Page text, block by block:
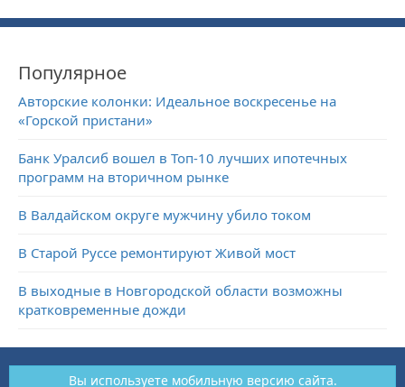
Популярное
Авторские колонки: Идеальное воскресенье на
«Горской пристани»
Банк Уралсиб вошел в Топ-10 лучших ипотечных
программ на вторичном рынке
В Валдайском округе мужчину убило током
В Старой Руссе ремонтируют Живой мост
В выходные в Новгородской области возможны
кратковременные дожди
Вы используете мобильную версию сайта.